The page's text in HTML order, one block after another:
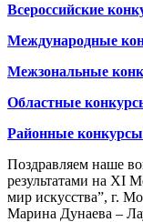
Всероссийские
Международные
Межзональные
Областные
Районные
Поздравляем наше
результатами на XI
мир искусства”, г.
Марина Дунаева –